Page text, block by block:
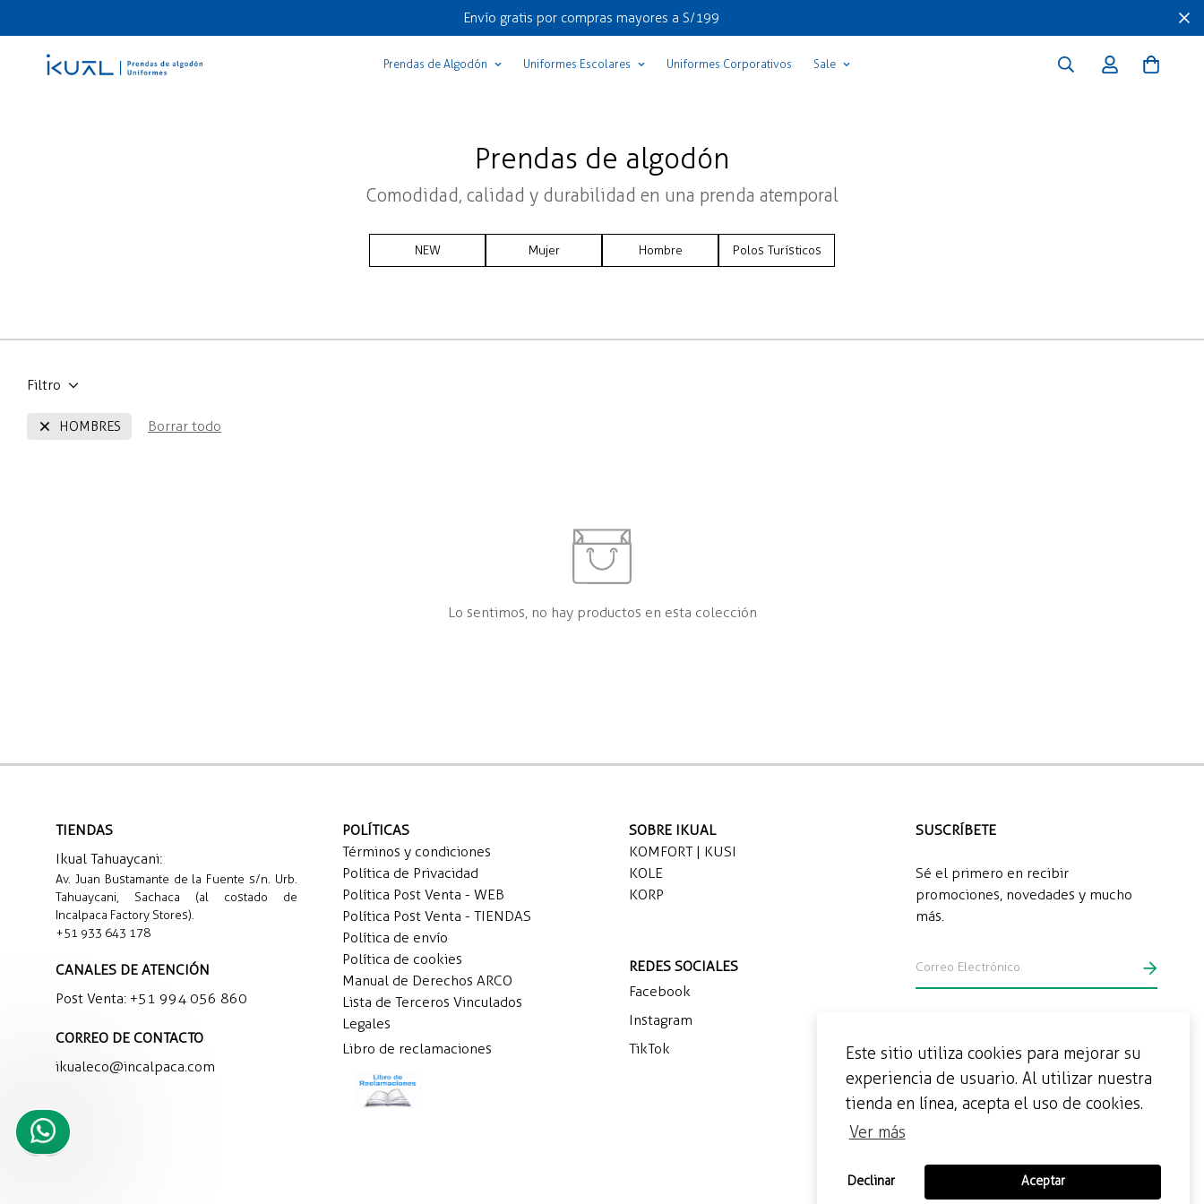
Envío gratis por compras mayores a S/199
Prendas de Algodón Uniformes Escolares Uniformes Corporativos Sale
Prendas de algodón
Comodidad, calidad y durabilidad en una prenda atemporal
NEW Mujer Hombre Polos Turísticos
Filtro
HOMBRES Borrar todo
Lo sentimos, no hay productos en esta colección
TIENDAS
Ikual Tahuaycani:
Av. Juan Bustamante de la Fuente s/n. Urb.
Tahuaycani, Sachaca (al costado de
Incalpaca Factory Stores).
+51 933 643 178
CANALES DE ATENCIÓN
Post Venta: +51 994 056 860
CORREO DE CONTACTO
ikualeco@incalpaca.com
POLÍTICAS
Términos y condiciones
Política de Privacidad
Política Post Venta - WEB
Política Post Venta - TIENDAS
Política de envío
Política de cookies
Manual de Derechos ARCO
Lista de Terceros Vinculados
Legales
Libro de reclamaciones
SOBRE IKUAL
KOMFORT | KUSI
KOLE
KORP
REDES SOCIALES
Facebook
Instagram
TikTok
SUSCRÍBETE
Sé el primero en recibir
promociones, novedades y mucho
más.
Este sitio utiliza cookies para mejorar su
experiencia de usuario. Al utilizar nuestra
tienda en línea, acepta el uso de cookies.
Ver más
Declinar Aceptar